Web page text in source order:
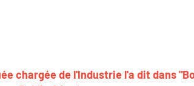
chargée de l'Industrie l'a dit dans